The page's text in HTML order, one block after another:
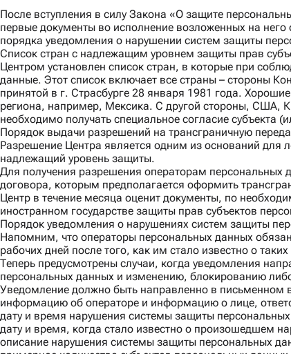
Иностранные инвестиции & ГЧП
GR-консалтинг
Международная торговля
Недвижимость и строительство
Антимонопольное регулирование и защита конкуренции
Разрешение споров и медиация
Финансовое право
Банки и проектное финансирование
Трудовое право и миграция
Интеллектуальная собственность и защита данных
IT и медиа
Инфраструктура
Транспорт и логистика
Сельское хозяйство и пищевая промышленность
Фабрики и производство
Финансовые организации
Фармацевтика
Ритейл
Энергетика
После вступления в силу Закона «О защите
первые документы во исполнение возложенных на
порядка уведомления о нарушении систем защиты
Список стран с надлежащим уровнем защиты прав
Центром установлен список стран, в которые при
данные. Этот список включает все страны – стороны
принятой в г. Страсбурге 28 января 1981 года.
региона, например, Мексика. С другой стороны, США,
необходимо получать специальное согласие субъекта
Порядок выдачи разрешений на трансграничную
Разрешение Центра является одним из оснований для
надлежащий уровень защиты.
Для получения разрешения операторам персональных
договора, которым предполагается оформить
Центр в течение месяца оценит документы, по
иностранном государстве защиты прав субъектов
Порядок уведомления о нарушениях систем защиты
Напомним, что операторы персональных данных
рабочих дней после того, как им стало известно о
Теперь предусмотрены случаи, когда уведомления
персональных данных и изменению, блокированию
Уведомление должно быть направленно в письменном
информацию об операторе и информацию о лице,
дату и время нарушения системы защиты
дату и время, когда стало известно о произошедшем
описание нарушения системы защиты персональных